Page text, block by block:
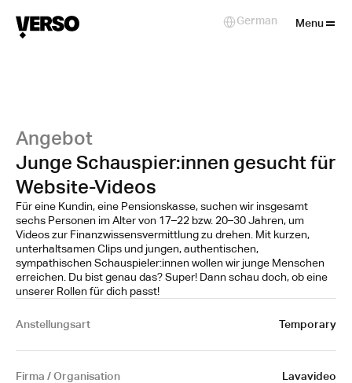
Angebot
Junge Schauspier:innen gesucht für
Website-Videos
Für eine Kundin, eine Pensionskasse, suchen wir insgesamt
sechs Personen im Alter von 17–22 bzw. 20–30 Jahren, um
Videos zur Finanzwissensvermittlung zu drehen. Mit kurzen,
unterhaltsamen Clips und jungen, authentischen,
sympathischen Schauspieler:innen wollen wir junge Menschen
erreichen. Du bist genau das? Super! Dann schau doch, ob eine
unserer Rollen für dich passt!
Anstellungsart Temporary
Firma / Organisation Lavavideo
Menu
Select Language
German